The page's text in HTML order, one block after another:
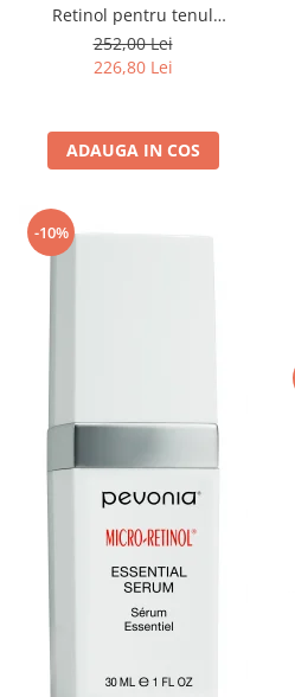
Retinol pentru tenul
hiperpigmentat, Lightening
Cream - 50 ml
252,00 Lei
226,80 Lei
ADAUGA IN COS
-10%